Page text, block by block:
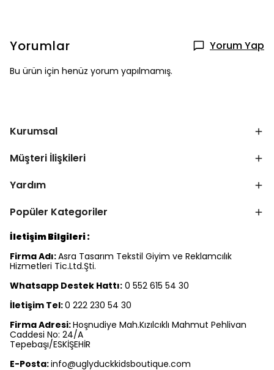
Yorumlar Yorum Yap
Bu ürün için henüz yorum yapılmamış.
Kurumsal
Müşteri İlişkileri
Yardım
Popüler Kategoriler
İletişim Bilgileri :
Firma Adı:Asra Tasarım Tekstil Giyim ve Reklamcılık
Hizmetleri Tic.Ltd.Şti.
Whatsapp Destek Hattı: 0 552 615 54 30
İletişim Tel:0 222 230 54 30
Firma Adresi:Hoşnudiye Mah.Kızılcıklı Mahmut Pehlivan
Caddesi No: 24/A
Tepebaşı/ESKİŞEHİR
E-Posta:info@uglyduckkidsboutique.com